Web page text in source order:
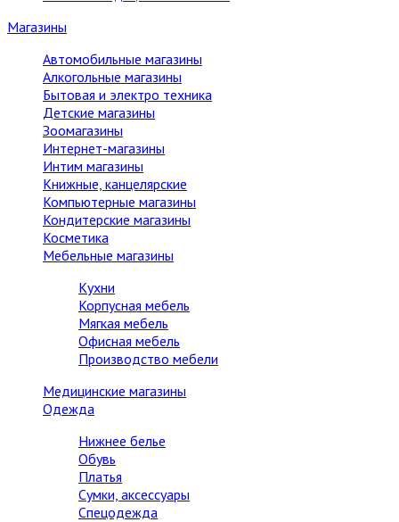
Магазины
Автомобильные магазины
Алкогольные магазины
Бытовая и электро техника
Детские магазины
Зоомагазины
Интернет-магазины
Интим магазины
Книжные, канцелярские
Компьютерные магазины
Кондитерские магазины
Косметика
Мебельные магазины
Кухни
Корпусная мебель
Мягкая мебель
Офисная мебель
Производство мебели
Медицинские магазины
Одежда
Нижнее белье
Обувь
Платья
Сумки, аксессуары
Спецодежда